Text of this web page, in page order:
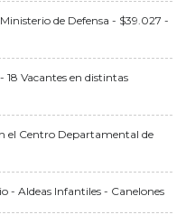
de Defensa - $39.027 -
18 Vacantes en distintas
el Centro Departamental de
- Aldeas Infantiles - Canelones